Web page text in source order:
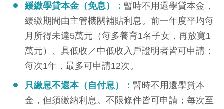
緩繳學貸本金（免息）： 暫時不用還學貸本金，
緩繳期間由主管機關補貼利息。前一年度平均每
月所得未達5萬元（每多養育1名子女，再放寬1
萬元）、具低收／中低收入戶證明者皆可申請；
每次1年，最多可申請12次。
只繳息不還本（自付息）： 暫時不用還學貸本
金，但須繳納利息。不限條件皆可申請；每次至